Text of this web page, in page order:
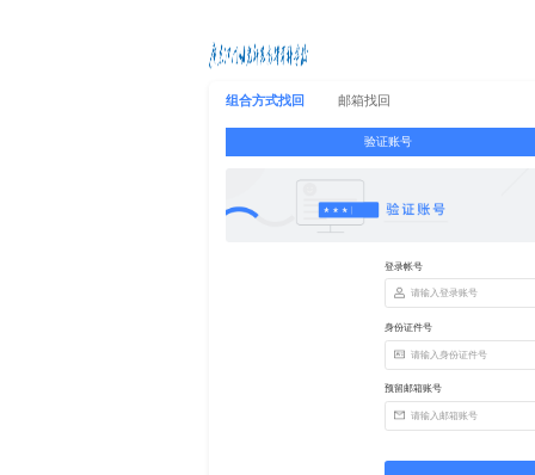
组合方式找回 邮箱找回
验证账号
登录帐号
身份证件号
预留邮箱账号